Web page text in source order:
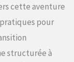
cette aventure
pour
structurée à